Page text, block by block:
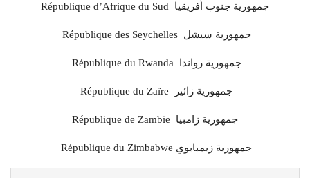
République d’Afrique du Sud جمهورية جنوب أفريقيا
République des Seychelles جمهورية سيشل
République du Rwanda جمهورية رواندا
République du Zaïre جمهورية زائير
République de Zambie جمهورية زامبيا
République du Zimbabwe جمهورية زيمبابوي